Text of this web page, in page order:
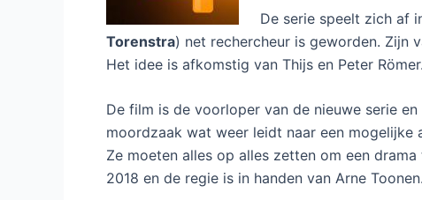
De serie speelt zich af
Torenstra) net rechercheur is geworden. Zijn
Het idee is afkomstig van Thijs en Peter Römer.
De film is de voorloper van de nieuwe serie
moordzaak wat weer leidt naar een mogelijke
Ze moeten alles op alles zetten om een
2018 en de regie is in handen van Arne Toonen.